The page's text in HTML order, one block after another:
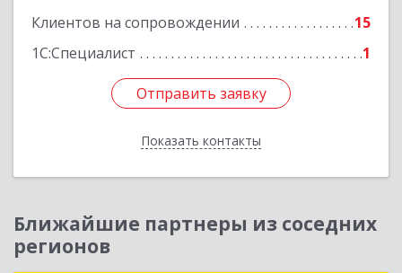
Клиентов на сопровождении
15
1С:Специалист
1
Отправить заявку
Показать контакты
Отправить заявку
Назад
Ближайшие партнеры из соседних
регионов